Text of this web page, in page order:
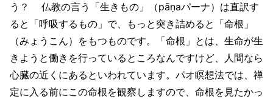
う？ 仏教の言う「生きもの」（pāṇaパーナ）は直訳す
ると「呼吸するもの」で、もっと突き詰めると「命根」
（みょうこん）をもつものです。「命根」とは、生命が生
きようと働きを行っているところなんですけど、人間なら
心臓の近くにあるといわれています。パオ瞑想法では、禅
定に入る前にこの命根を観察しますので、命根を見たかっ